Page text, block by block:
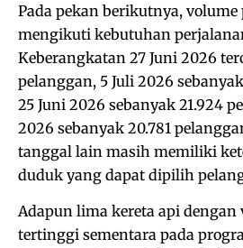
Pada pekan berikutnya, volume
mengikuti kebutuhan
Keberangkatan 27 Juni 2026
pelanggan, 5 Juli 2026
25 Juni 2026 sebanyak 21.924
2026 sebanyak 20.781
tanggal lain masih memiliki
duduk yang dapat dipilih
Adapun lima kereta api dengan
tertinggi sementara pada